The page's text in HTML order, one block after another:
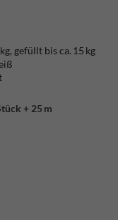
gefüllt bis ca. 15 kg
+ 25 m